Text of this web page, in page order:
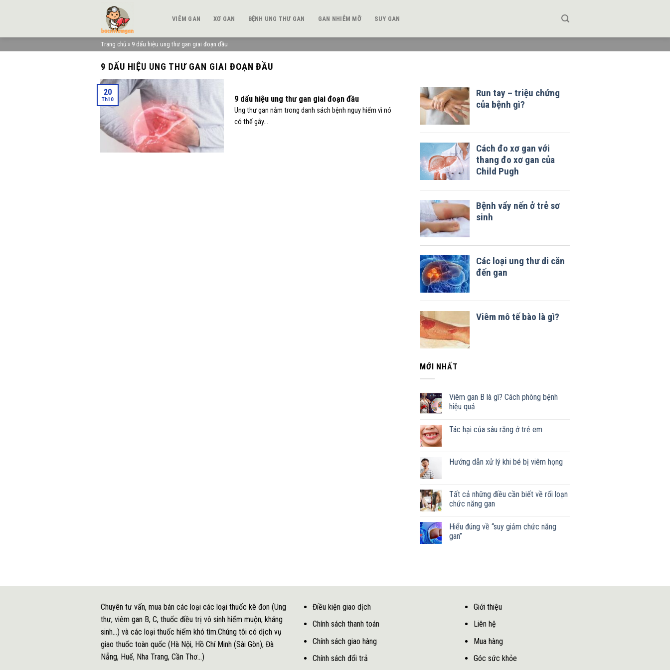
VIÊM GAN XƠ GAN BỆNH UNG THƯ GAN GAN NHIỄM MỠ SUY GAN
Trang chủ » 9 dấu hiệu ung thư gan giai đoạn đầu
9 DẤU HIỆU UNG THƯ GAN GIAI ĐOẠN ĐẦU
9 dấu hiệu ung thư gan giai đoạn đầu
Ung thư gan nằm trong danh sách bệnh nguy hiểm vì nó
có thể gây...
20
Th10
MỚI NHẤT
Viêm gan B là gì? Cách phòng bệnh
hiệu quả
Tác hại của sâu răng ở trẻ em
Hướng dẫn xử lý khi bé bị viêm họng
Tất cả những điều cần biết về rối loạn
chức năng gan
Hiểu đúng về “suy giảm chức năng
gan”
Chuyên tư vấn, mua bán các loại các loại thuốc kê đơn (Ung
thư, viêm gan B, C, thuốc điều trị vô sinh hiếm muộn, kháng
sinh...) và các loại thuốc hiếm khó tìm.Chúng tôi có dịch vụ
giao thuốc toàn quốc (Hà Nội, Hồ Chí Minh (Sài Gòn), Đà
Nẵng, Huế, Nha Trang, Cần Thơ...)
Điều kiện giao dịch
Chính sách thanh toán
Chính sách giao hàng
Chính sách đổi trả
Giới thiệu
Liên hệ
Mua hàng
Góc sức khỏe